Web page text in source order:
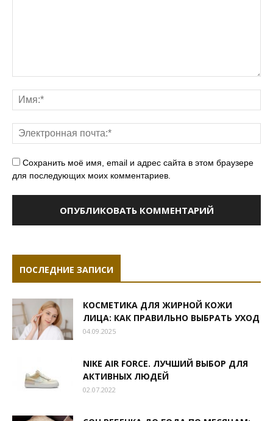
Сохранить моё имя, email и адрес сайта в этом браузере
для последующих моих комментариев.
ПОСЛЕДНИЕ ЗАПИСИ
КОСМЕТИКА ДЛЯ ЖИРНОЙ КОЖИ
ЛИЦА: КАК ПРАВИЛЬНО ВЫБРАТЬ УХОД
04.09.2025
NIKE AIR FORCE. ЛУЧШИЙ ВЫБОР ДЛЯ
АКТИВНЫХ ЛЮДЕЙ
02.07.2022